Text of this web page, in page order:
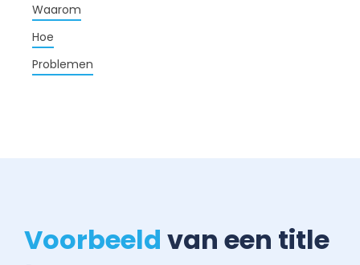
Waarom
Hoe
Problemen
Voorbeeld van een title